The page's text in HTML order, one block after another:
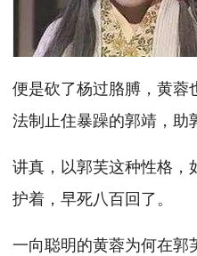
便是砍了杨过胳膊，黄蓉
法制止住暴躁的郭靖，助
讲真，以郭芙这种性格，
护着，早死八百回了。
一向聪明的黄蓉为何在郭